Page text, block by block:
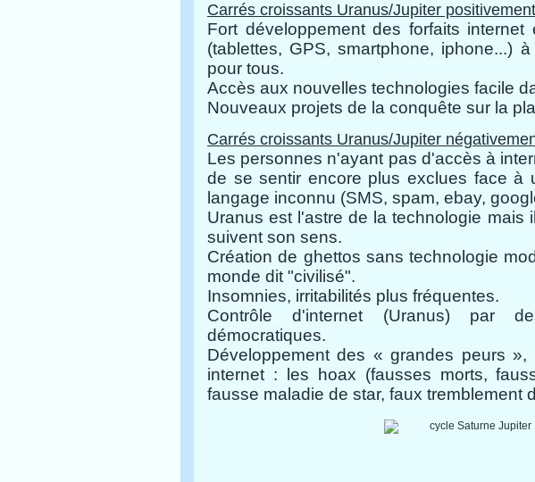
Carrés croissants Uranus/Jupiter
Fort développement des forfaits internet
(tablettes, GPS, smartphone, iphone...)
pour tous.
Accès aux nouvelles technologies facile
Nouveaux projets de la conquête sur la
Carrés croissants Uranus/Jupiter
Les personnes n'ayant pas d'accès à
de se sentir encore plus exclues face à
langage inconnu (SMS, spam, ebay,
Uranus est l'astre de la technologie mais
suivent son sens.
Création de ghettos sans technologie
monde dit "civilisé".
Insomnies, irritabilités plus fréquentes.
Contrôle d'internet (Uranus) par
démocratiques.
Développement des « grandes peurs
internet : les hoax (fausses morts,
fausse maladie de star, faux tremblement